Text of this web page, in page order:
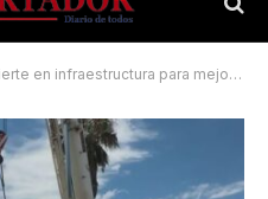
para mejorar el servicio en el Interior